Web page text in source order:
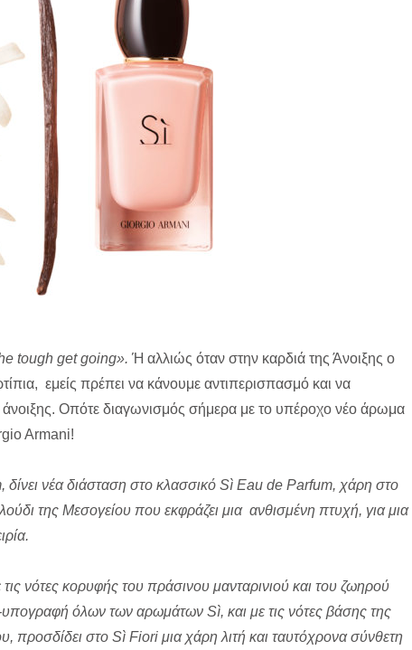
tough get going». Ή αλλιώς όταν στην καρδιά της Άνοιξης ο
εμείς πρέπει να κάνουμε αντιπερισπασμό και να
άνοιξης. Οπότε διαγωνισμός σήμερα με το υπέροχο νέο άρωμα
Armani!
νέα διάσταση στο κλασσικό Sì Eau de Parfum, χάρη στο
της Μεσογείου που εκφράζει μια ανθισμένη πτυχή, για μια
νότες κορυφής του πράσινου μανταρινιού και του ζωηρού
όλων των αρωμάτων Sì, και με τις νότες βάσης της
προσδίδει στο Sì Fiori μια χάρη λιτή και ταυτόχρονα σύνθετη